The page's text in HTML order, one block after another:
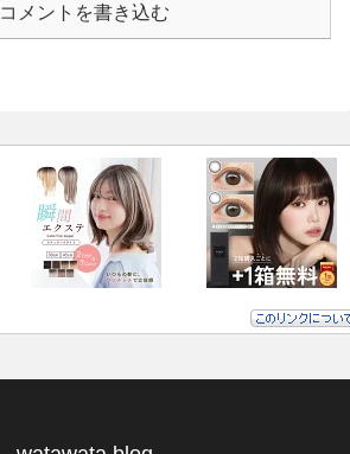
コメントを書き込む